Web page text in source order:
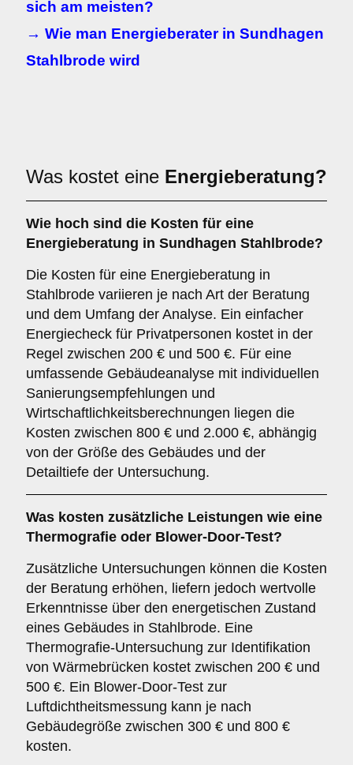
sich am meisten?
→ Wie man Energieberater in Sundhagen
Stahlbrode wird
Was kostet eine Energieberatung?
Wie hoch sind die Kosten für eine
Energieberatung in Sundhagen Stahlbrode?
Die Kosten für eine Energieberatung in
Stahlbrode variieren je nach Art der Beratung
und dem Umfang der Analyse. Ein einfacher
Energiecheck für Privatpersonen kostet in der
Regel zwischen 200 € und 500 €. Für eine
umfassende Gebäudeanalyse mit individuellen
Sanierungsempfehlungen und
Wirtschaftlichkeitsberechnungen liegen die
Kosten zwischen 800 € und 2.000 €, abhängig
von der Größe des Gebäudes und der
Detailtiefe der Untersuchung.
Was kosten zusätzliche Leistungen wie eine
Thermografie oder Blower-Door-Test?
Zusätzliche Untersuchungen können die Kosten
der Beratung erhöhen, liefern jedoch wertvolle
Erkenntnisse über den energetischen Zustand
eines Gebäudes in Stahlbrode. Eine
Thermografie-Untersuchung zur Identifikation
von Wärmebrücken kostet zwischen 200 € und
500 €. Ein Blower-Door-Test zur
Luftdichtheitsmessung kann je nach
Gebäudegröße zwischen 300 € und 800 €
kosten.